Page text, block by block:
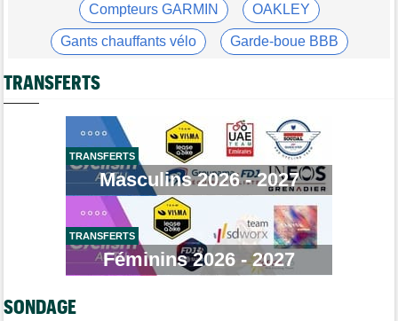
Média
Les vidéos cyclisme sont sur Dailymotion : Cyclism'Actu TV
Jan Christen s'offre la 5e étape, trois français dans le top 5
La startlist complète du Tour Femmes... déjà 16 abandons
Tour de France Femmes
Puck Pieterse : "Je vise le maillot à pois..."
13:36
Tour de France Femmes
Marlen Reusser, maillot jaune : "Le Mont Ventoux, on verra"
Agenda
Le Tour Femmes, Pologne, Burgos… le programme de la fin de
Parcours, favoris, profil… La 7e étape et le Mont Ventoux !
Compteurs GARMIN OAKLEY
Gants chauffants vélo Garde-boue BBB
Casque ABUS
TRANSFERTS
TRANSFERTS
Masculins 2026 - 2027
TRANSFERTS
Féminins 2026 - 2027
SONDAGE